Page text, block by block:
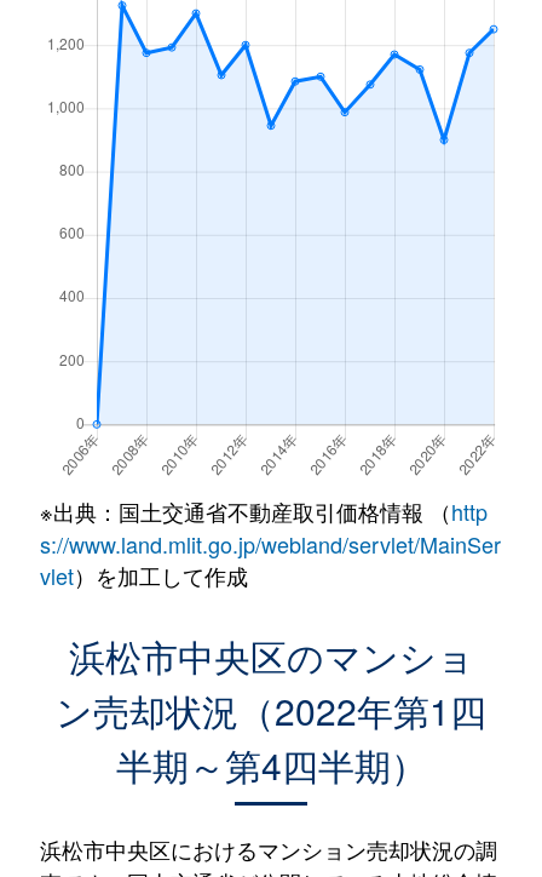
※出典：国土交通省不動産取引価格情報 （http
s://www.land.mlit.go.jp/webland/servlet/MainSer
vlet）を加工して作成
浜松市中央区のマンショ
ン売却状況（2022年第1四
半期～第4四半期）
浜松市中央区におけるマンション売却状況の調